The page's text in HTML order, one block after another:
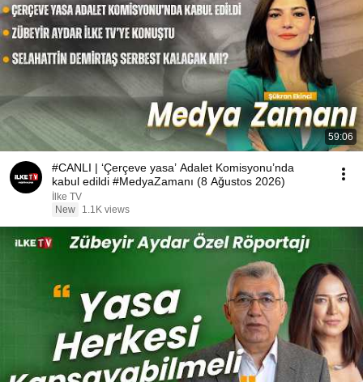
59:06
#CANLI | ‘Çerçeve yasa’ Adalet Komisyonu’nda
kabul edildi #MedyaZamanı (8 Ağustos 2026)
İlke TV
New
1.1K views